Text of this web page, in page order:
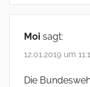
Moi sagt:
12.01.2019 um
Die